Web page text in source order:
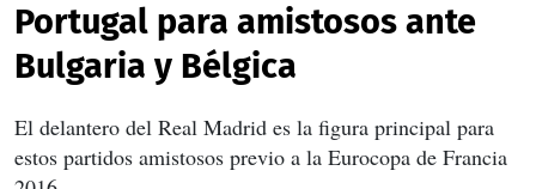
Portugal para amistosos ante
Bulgaria y Bélgica
El delantero del Real Madrid es la figura principal para
estos partidos amistosos previo a la Eurocopa de Francia